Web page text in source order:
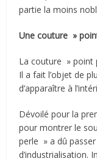
partie la moins
Une couture »
La couture » point
Il a fait l’objet de
d’apparaître à
Dévoilé pour la
pour montrer le
perle » a dû
d’industrialisation.